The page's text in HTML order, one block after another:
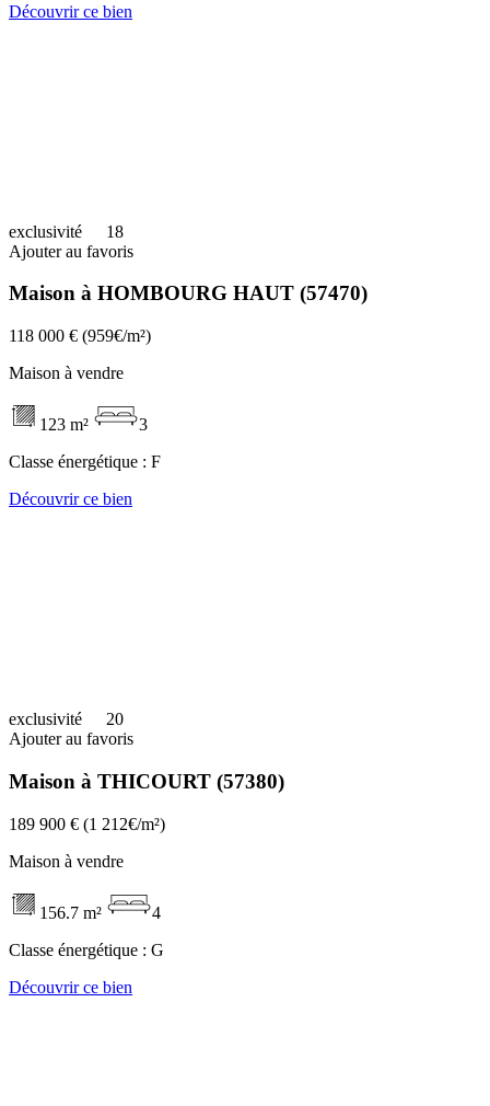
Découvrir ce bien
exclusivité
18
Ajouter au favoris
Maison à HOMBOURG HAUT (57470)
118 000 € (959€/m²)
Maison à vendre
123 m²
3
Classe énergétique : F
Découvrir ce bien
exclusivité
20
Ajouter au favoris
Maison à THICOURT (57380)
189 900 € (1 212€/m²)
Maison à vendre
156.7 m²
4
Classe énergétique : G
Découvrir ce bien